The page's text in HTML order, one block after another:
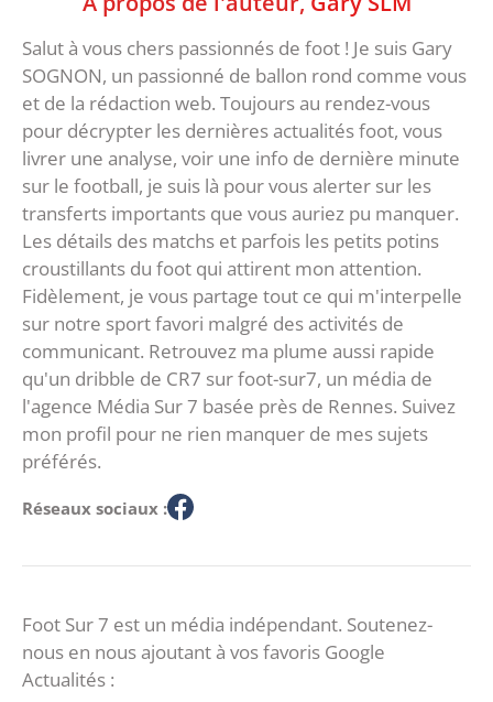
Salut à vous chers passionnés de foot ! Je suis Gary
SOGNON, un passionné de ballon rond comme vous
et de la rédaction web. Toujours au rendez-vous
pour décrypter les dernières actualités foot, vous
livrer une analyse, voir une info de dernière minute
sur le football, je suis là pour vous alerter sur les
transferts importants que vous auriez pu manquer.
Les détails des matchs et parfois les petits potins
croustillants du foot qui attirent mon attention.
Fidèlement, je vous partage tout ce qui m'interpelle
sur notre sport favori malgré des activités de
communicant. Retrouvez ma plume aussi rapide
qu'un dribble de CR7 sur foot-sur7, un média de
l'agence Média Sur 7 basée près de Rennes. Suivez
mon profil pour ne rien manquer de mes sujets
préférés.
Réseaux sociaux :
Foot Sur 7 est un média indépendant. Soutenez-
nous en nous ajoutant à vos favoris Google
Actualités :